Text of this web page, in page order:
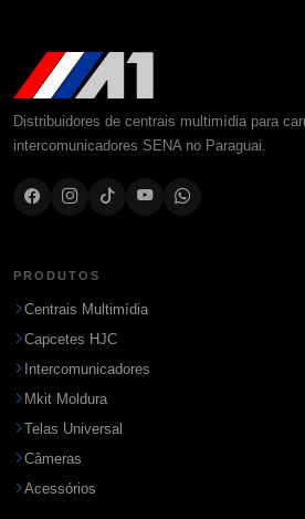
Distribuidores de centrais multimídia para
intercomunicadores SENA no Paraguai.
PRODUTOS
Centrais Multimídia
Capcetes HJC
Intercomunicadores
Mkit Moldura
Telas Universal
Câmeras
Acessórios